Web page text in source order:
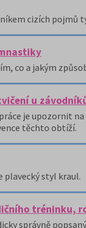
cizích pojmů
co a jakým
u
je upozornit
těchto obtíží.
plavecký styl kraul.
tréninku,
správně